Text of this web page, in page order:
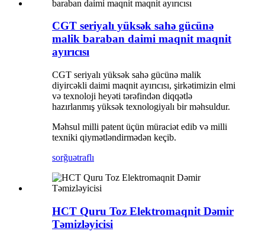
CGT seriyalı yüksək sahə gücünə
malik baraban daimi maqnit maqnit
ayırıcısı
CGT seriyalı yüksək sahə gücünə malik
diyircəkli daimi maqnit ayırıcısı, şirkətimizin elmi
və texnoloji heyəti tərəfindən diqqətlə
hazırlanmış yüksək texnologiyalı bir məhsuldur.
Məhsul milli patent üçün müraciət edib və milli
texniki qiymətləndirmədən keçib.
sorğuətraflı
HCT Quru Toz Elektromaqnit Dəmir
Təmizləyicisi